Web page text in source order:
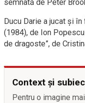
semnată de Peter
Ducu Darie a jucat şi
(1984), de Ion
de dragoste”, de
Context și
Pentru o imagine